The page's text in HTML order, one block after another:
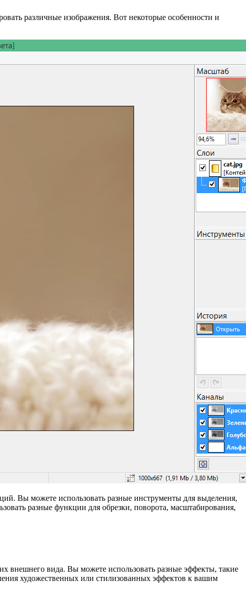
различные изображения. Вот некоторые особенности и
Вы можете использовать разные инструменты для выделения,
разные функции для обрезки, поворота, масштабирования,
внешнего вида. Вы можете использовать разные эффекты, такие
художественных или стилизованных эффектов к вашим